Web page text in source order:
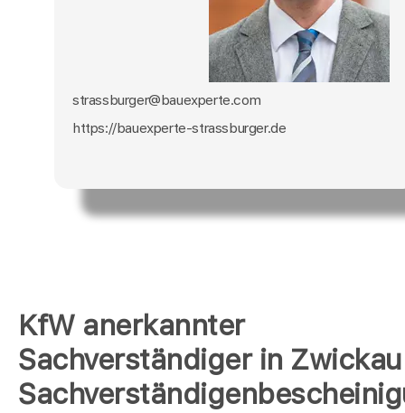
KfW anerkannter
Sachverständiger in Zwickau
strassburger@bauexperte.com
https://bauexperte-strassburger.de